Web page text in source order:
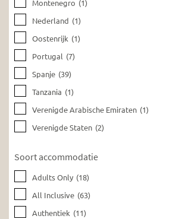
Montenegro (1)
Nederland (1)
Oostenrijk (1)
Portugal (7)
Spanje (39)
Tanzania (1)
Verenigde Arabische Emiraten (1)
Verenigde Staten (2)
Soort accommodatie
Adults Only (18)
All Inclusive (63)
Authentiek (11)